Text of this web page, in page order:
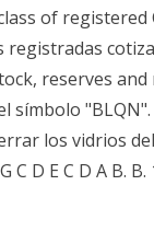
of
reserves
símbolo
los vidrios
C D E C D A B.